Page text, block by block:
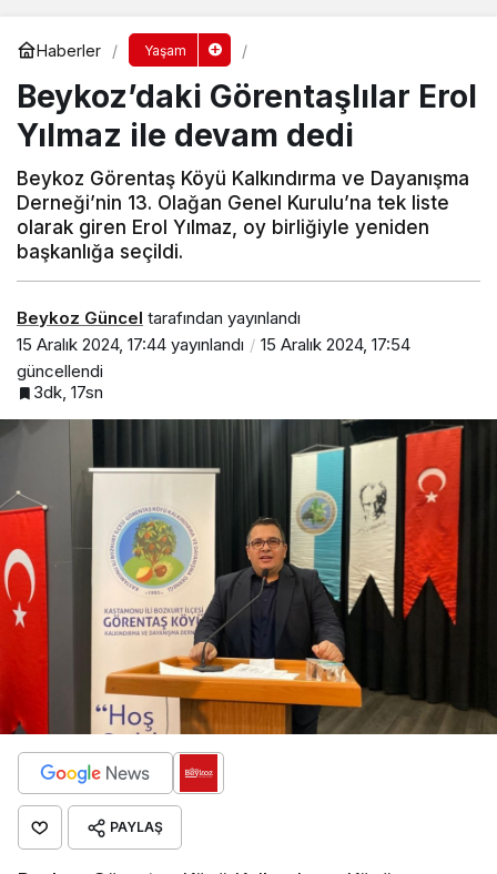
Haberler Yaşam
Beykoz’daki Görentaşlılar Erol
Yılmaz ile devam dedi
Beykoz Görentaş Köyü Kalkındırma ve Dayanışma
Derneği’nin 13. Olağan Genel Kurulu’na tek liste
olarak giren Erol Yılmaz, oy birliğiyle yeniden
başkanlığa seçildi.
Beykoz Güncel tarafından yayınlandı
15 Aralık 2024, 17:44 yayınlandı
15 Aralık 2024, 17:54
güncellendi
3dk, 17sn
PAYLAŞ